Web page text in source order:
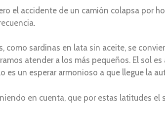
el accidente de un camión colapsa por
como sardinas en lata sin aceite, se
atender a los más pequeños. El sol
es un esperar armonioso a que llegue la
en cuenta, que por estas latitudes